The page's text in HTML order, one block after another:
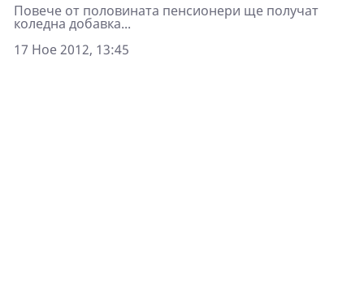
Повече от половината пенсионери ще получат
коледна добавка...
17 Ное 2012, 13:45